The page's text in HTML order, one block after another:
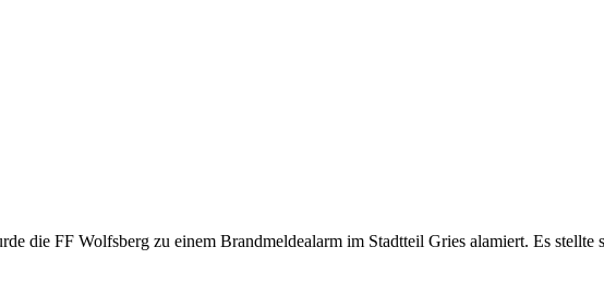
die FF Wolfsberg zu einem Brandmeldealarm im Stadtteil Gries alamiert. Es stellte